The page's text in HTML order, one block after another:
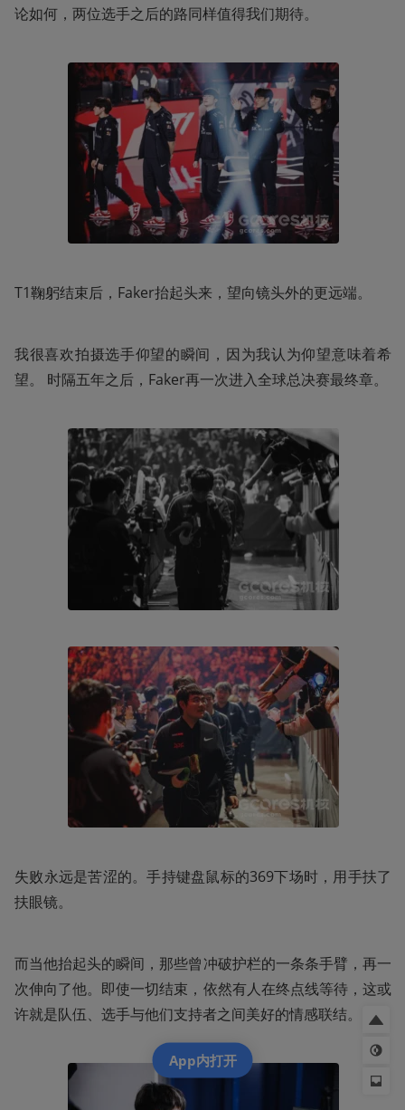
论如何，两位选手之后的路同样值得我们期待。
T1鞠躬结束后，Faker抬起头来，望向镜头外的更远端。
我很喜欢拍摄选手仰望的瞬间，因为我认为仰望意味着希
望。 时隔五年之后，Faker再一次进入全球总决赛最终章。
失败永远是苦涩的。手持键盘鼠标的369下场时，用手扶了
扶眼镜。
而当他抬起头的瞬间，那些曾冲破护栏的一条条手臂，再一
次伸向了他。即使一切结束，依然有人在终点线等待，这或
许就是队伍、选手与他们支持者之间美好的情感联结。
App内打开